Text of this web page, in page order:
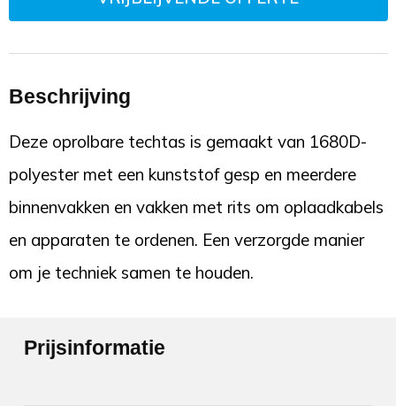
Beschrijving
Deze oprolbare techtas is gemaakt van 1680D-
polyester met een kunststof gesp en meerdere
binnenvakken en vakken met rits om oplaadkabels
en apparaten te ordenen. Een verzorgde manier
om je techniek samen te houden.
Prijsinformatie